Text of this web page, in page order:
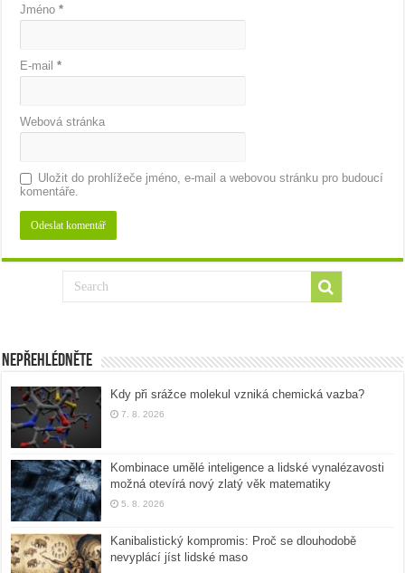
Jméno*
E-mail*
Webová stránka
Uložit do prohlížeče jméno, e-mail a webovou stránku pro budoucí
komentáře.
Nepřehlédněte
Kdy při srážce molekul vzniká chemická vazba?
7. 8. 2026
Kombinace umělé inteligence a lidské vynalézavosti
možná otevírá nový zlatý věk matematiky
5. 8. 2026
Kanibalistický kompromis: Proč se dlouhodobě
nevyplácí jíst lidské maso